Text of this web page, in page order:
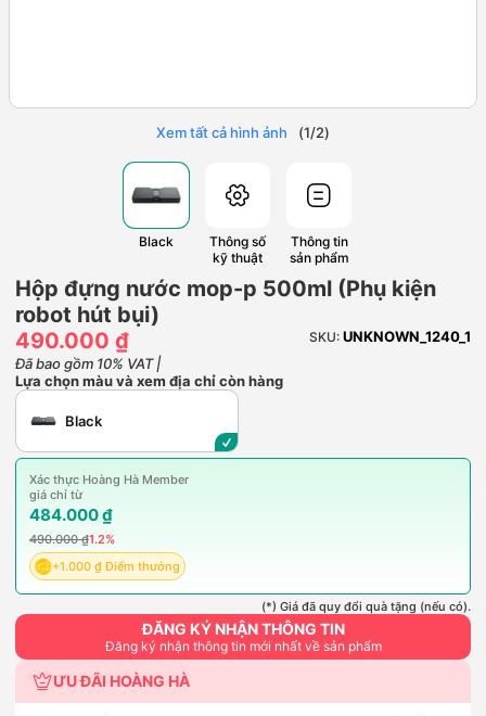
Xem tất cả hình ảnh (1/2)
Black
Thông số
kỹ thuật
Thông tin
sản phẩm
Hộp đựng nước mop-p 500ml (Phụ kiện
robot hút bụi)
490.000 ₫
Đã bao gồm 10% VAT |
SKU: UNKNOWN_1240_1
Lựa chọn màu và xem địa chỉ còn hàng
Black
Xác thực Hoàng Hà Member
giá chỉ từ
484.000 ₫
490.000 ₫1.2%
+1.000 ₫ Điểm thưởng
(*) Giá đã quy đổi quà tặng (nếu có).
ĐĂNG KÝ NHẬN THÔNG TIN
Đăng ký nhận thông tin mới nhất về sản phẩm
ƯU ĐÃI HOÀNG HÀ